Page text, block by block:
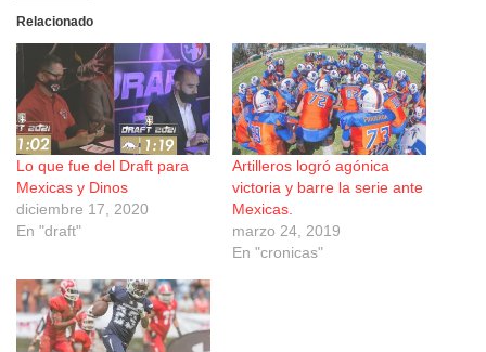
Relacionado
Lo que fue del Draft para
Mexicas y Dinos
diciembre 17, 2020
En "draft"
Artilleros logró agónica
victoria y barre la serie ante
Mexicas.
marzo 24, 2019
En "cronicas"